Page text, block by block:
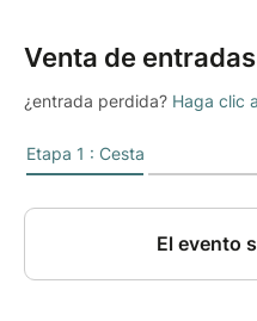
Venta de entradas